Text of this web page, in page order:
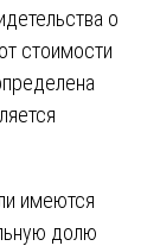
о
стоимости
имеются
долю